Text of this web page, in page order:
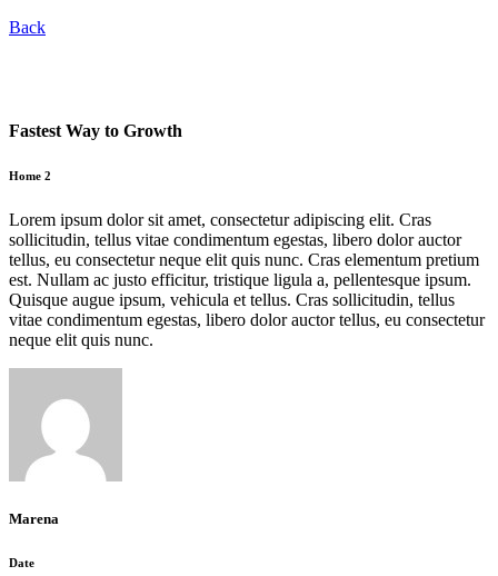
Back
Fastest Way to Growth
Home 2
Lorem ipsum dolor sit amet, consectetur adipiscing elit. Cras
sollicitudin, tellus vitae condimentum egestas, libero dolor auctor
tellus, eu consectetur neque elit quis nunc. Cras elementum pretium
est. Nullam ac justo efficitur, tristique ligula a, pellentesque ipsum.
Quisque augue ipsum, vehicula et tellus. Cras sollicitudin, tellus
vitae condimentum egestas, libero dolor auctor tellus, eu consectetur
neque elit quis nunc.
Marena
Date